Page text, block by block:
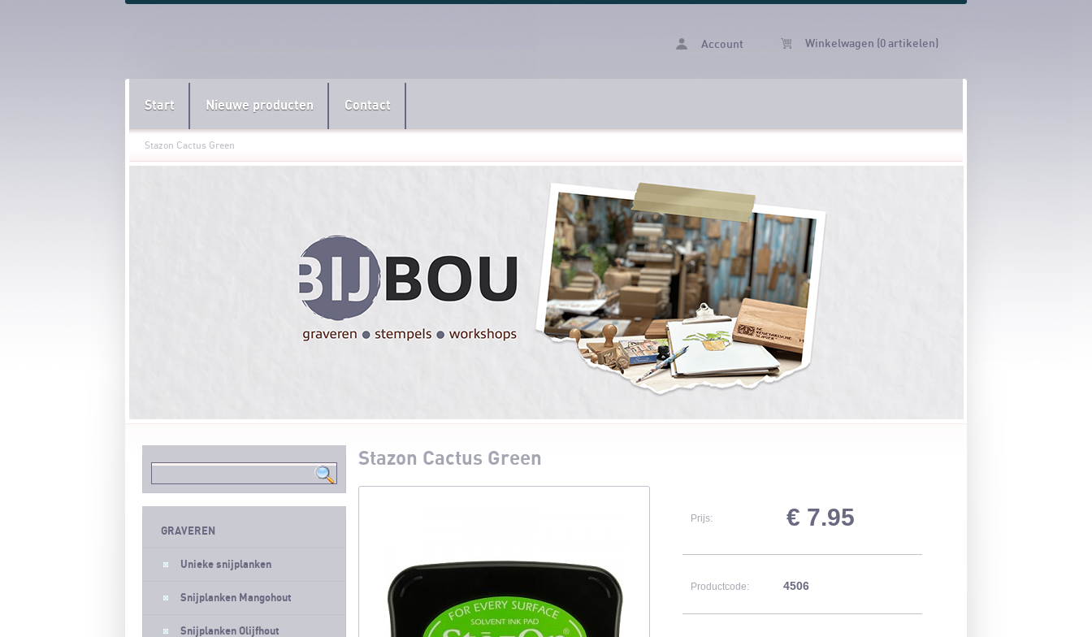
Account Winkelwagen (0 artikelen)
Start Nieuwe producten Contact
Stazon Cactus Green
GRAVEREN
Unieke snijplanken
Snijplanken Mangohout
Snijplanken Olijfhout
Stazon Cactus Green
Prijs: € 7.95
Productcode: 4506